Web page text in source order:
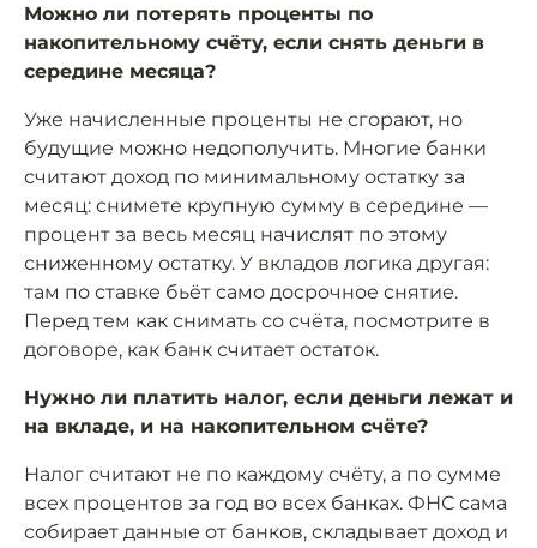
Можно ли потерять проценты по
накопительному счёту, если снять деньги в
середине месяца?
Уже начисленные проценты не сгорают, но
будущие можно недополучить. Многие банки
считают доход по минимальному остатку за
месяц: снимете крупную сумму в середине —
процент за весь месяц начислят по этому
сниженному остатку. У вкладов логика другая:
там по ставке бьёт само досрочное снятие.
Перед тем как снимать со счёта, посмотрите в
договоре, как банк считает остаток.
Нужно ли платить налог, если деньги лежат и
на вкладе, и на накопительном счёте?
Налог считают не по каждому счёту, а по сумме
всех процентов за год во всех банках. ФНС сама
собирает данные от банков, складывает доход и